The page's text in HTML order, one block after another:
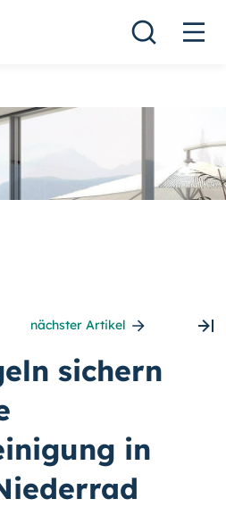
nächster Artikel
sichern
in